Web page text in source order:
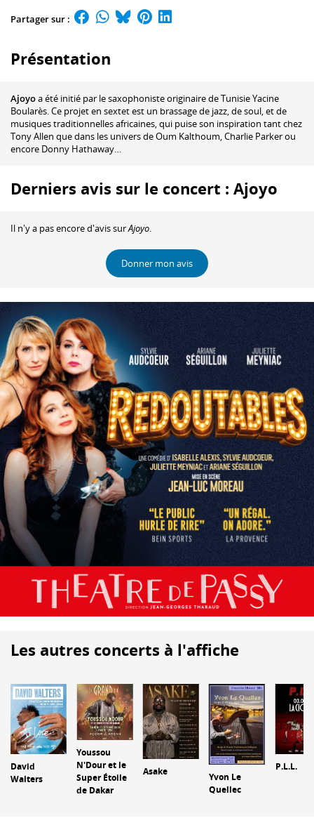
Partager sur :
Présentation
Ajoyoa été initié par le saxophoniste originaire de Tunisie Yacine
Boularès. Ce projet en sextet est un brassage de jazz, de soul, et de
musiques traditionnelles africaines, qui puise son inspiration tant chez
Tony Allen que dans les univers de Oum Kalthoum, Charlie Parker ou
encore Donny Hathaway…
Derniers avis sur le concert : Ajoyo
Il n'y a pas encore d'avis surAjoyo.
Donner mon avis
Les autres concerts à l'affiche
David
Walters
Youssou
N'Dour et le
Super Étoile
de Dakar
Asake
Yvon Le
Quellec
P.L.L.